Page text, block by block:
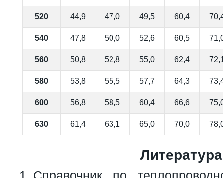
520 44,9 47,0 49,5 60,4
540 47,8 50,0 52,6 60,5
560 50,8 52,8 55,0 62,4
580 53,8 55,5 57,7 64,3
600 56,8 58,5 60,4 66,6
630 61,4 63,1 65,0 70,0
Литература
Справочник по